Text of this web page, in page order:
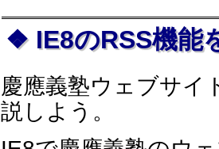
IE8のRSS機能
慶應義塾ウェブサイ
説しよう。